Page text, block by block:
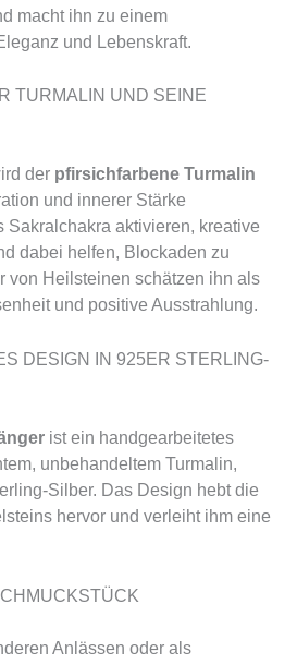
macht ihn zu einem
und Lebenskraft.
TURMALIN UND SEINE
der pfirsichfarbene Turmalin
und innerer Stärke
Sakralchakra aktivieren, kreative
dabei helfen, Blockaden zu
von Heilsteinen schätzen ihn als
und positive Ausstrahlung.
DESIGN IN 925ER STERLING-
ist ein handgearbeitetes
unbehandeltem Turmalin,
Silber. Das Design hebt die
hervor und verleiht ihm eine
Anlässen oder als